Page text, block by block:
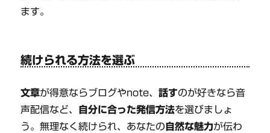
ます。
続けられる方法を選ぶ
文章が得意ならブログやnote、話すのが好きなら音
声配信など、 自分に合った発信方法を選びましょ
う。無理なく続けられ、あなたの自然な魅力が伝わ